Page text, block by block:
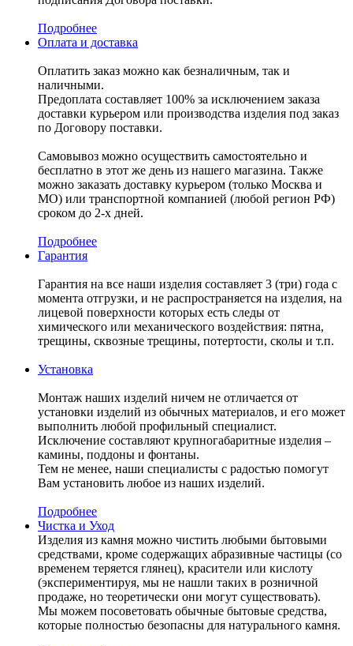
Подробнее
Оплата и доставка
Оплатить заказ можно как безналичным, так и
наличными.
Предоплата составляет 100% за исключением заказа
доставки курьером или производства изделия под заказ
по Договору поставки.
Самовывоз можно осуществить самостоятельно и
бесплатно в этот же день из нашего магазина. Также
можно заказать доставку курьером (только Москва и
МО) или транспортной компанией (любой регион РФ)
сроком до 2-х дней.
Подробнее
Гарантия
Гарантия на все наши изделия составляет 3 (три) года с
момента отгрузки, и не распространяется на изделия, на
лицевой поверхности которых есть следы от
химического или механического воздействия: пятна,
трещины, сквозные трещины, потертости, сколы и т.п.
Установка
Монтаж наших изделий ничем не отличается от
установки изделий из обычных материалов, и его может
выполнить любой профильный специалист.
Исключение составляют крупногабаритные изделия –
камины, поддоны и фонтаны.
Тем не менее, наши специалисты с радостью помогут
Вам установить любое из наших изделий.
Подробнее
Чистка и Уход
Изделия из камня можно чистить любыми бытовыми
средствами, кроме содержащих абразивные частицы (со
временем теряется глянец), красители или кислоту
(экспериментируя, мы не нашли таких в розничной
продаже, но теоретически они могут существовать).
Мы можем посоветовать обычные бытовые средства,
которые полностью безопасны для натурального камня.